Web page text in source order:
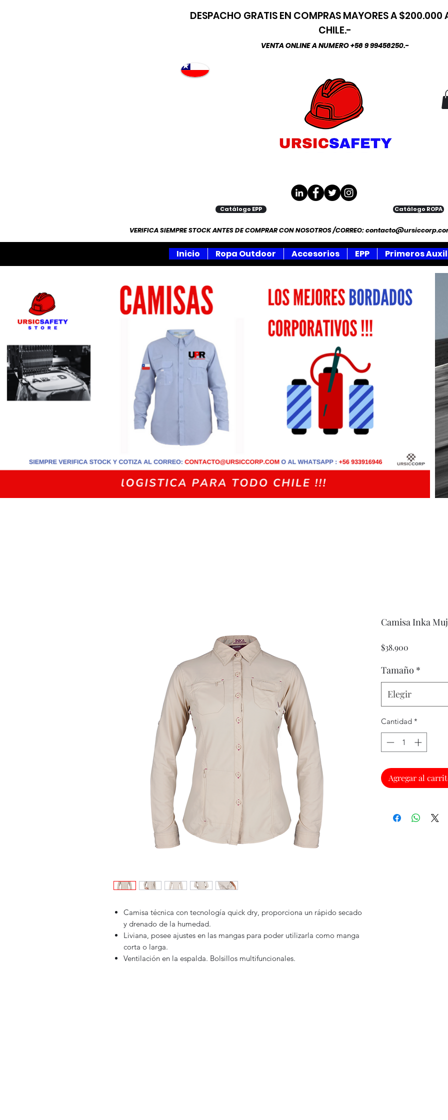
DESPACHO GRATIS EN COMPRAS MAYORES A $200.000
CHILE.-
VENTA ONLINE A NUMERO +56 9 99456250.-
Catálogo EPP Catálogo ROPA
VERIFICA SIEMPRE STOCK ANTES DE COMPRAR CON NOSOTROS /CORREO:
Inicio Ropa Outdoor Accesorios EPP Primeros
Camisa técnica con tecnología quick dry, proporciona un rápido secado
y drenado de la humedad.
Liviana, posee ajustes en las mangas para poder utilizarla como manga
corta o larga.
Ventilación en la espalda. Bolsillos multifuncionales.
Camisa Inka
$38.900
Tamaño *
Elegir
Cantidad *
Agregar al